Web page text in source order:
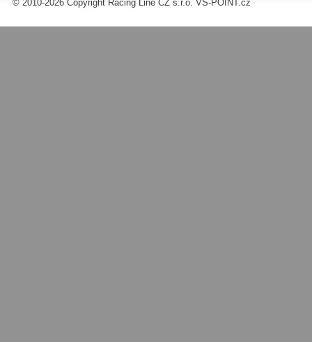
© 2010-2026 Copyright Racing Line CZ s.r.o. VS-POINT.cz